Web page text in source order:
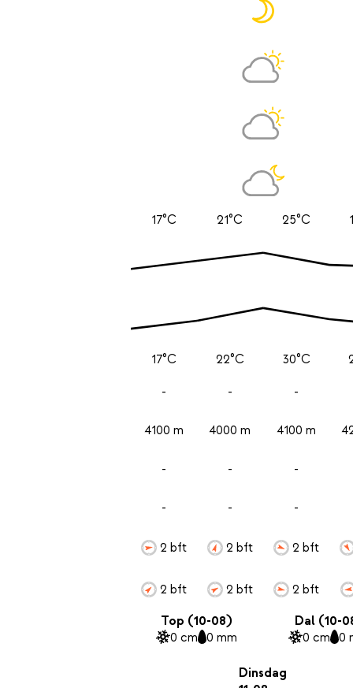
17°C
17°C
-
4100 m
-
-
2 bft
2 bft
21°C
22°C
-
4000 m
-
-
2 bft
2 bft
25°C
30°C
-
4100 m
-
-
2 bft
2 bft
Top (10-08)
0 cm 0 mm
Dal (10-
0 cm 0
Dinsdag